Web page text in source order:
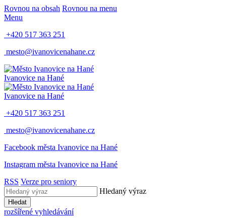
Rovnou na obsah Rovnou na menu
Menu
+420 517 363 251
mesto@ivanovicenahane.cz
Ivanovice na Hané
Ivanovice na Hané
+420 517 363 251
mesto@ivanovicenahane.cz
Facebook města Ivanovice na Hané
Instagram města Ivanovice na Hané
RSS Verze pro seniory
Hledaný výraz
Hledat
rozšířené vyhledávání